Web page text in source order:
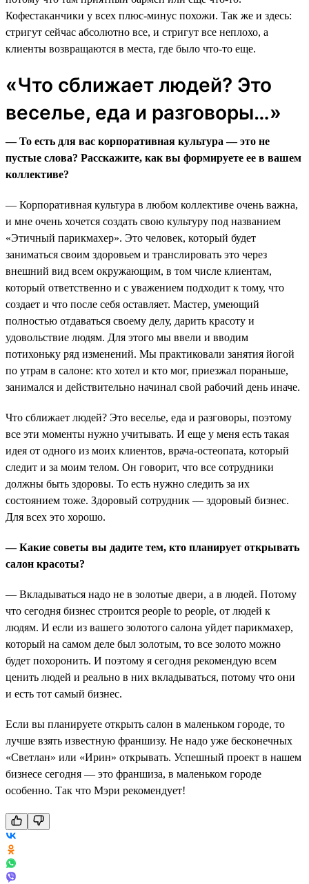
Кофестаканчики у всех плюс-минус похожи. Так же и здесь:
стригут сейчас абсолютно все, и стригут все неплохо, а
клиенты возвращаются в места, где было что-то еще.
«Что сближает людей? Это
веселье, еда и разговоры…»
— То есть для вас корпоративная культура — это не
пустые слова? Расскажите, как вы формируете ее в вашем
коллективе?
— Корпоративная культура в любом коллективе очень важна,
и мне очень хочется создать свою культуру под названием
«Этичный парикмахер». Это человек, который будет
заниматься своим здоровьем и транслировать это через
внешний вид всем окружающим, в том числе клиентам,
который ответственно и с уважением подходит к тому, что
создает и что после себя оставляет. Мастер, умеющий
полностью отдаваться своему делу, дарить красоту и
удовольствие людям. Для этого мы ввели и вводим
потихоньку ряд изменений. Мы практиковали занятия йогой
по утрам в салоне: кто хотел и кто мог, приезжал пораньше,
занимался и действительно начинал свой рабочий день иначе.
Что сближает людей? Это веселье, еда и разговоры, поэтому
все эти моменты нужно учитывать. И еще у меня есть такая
идея от одного из моих клиентов, врача-остеопата, который
следит и за моим телом. Он говорит, что все сотрудники
должны быть здоровы. То есть нужно следить за их
состоянием тоже. Здоровый сотрудник — здоровый бизнес.
Для всех это хорошо.
— Какие советы вы дадите тем, кто планирует открывать
салон красоты?
— Вкладываться надо не в золотые двери, а в людей. Потому
что сегодня бизнес строится people to people, от людей к
людям. И если из вашего золотого салона уйдет парикмахер,
который на самом деле был золотым, то все золото можно
будет похоронить. И поэтому я сегодня рекомендую всем
ценить людей и реально в них вкладываться, потому что они
и есть тот самый бизнес.
Если вы планируете открыть салон в маленьком городе, то
лучше взять известную франшизу. Не надо уже бесконечных
«Светлан» или «Ирин» открывать. Успешный проект в нашем
бизнесе сегодня — это франшиза, в маленьком городе
особенно. Так что Мэри рекомендует!